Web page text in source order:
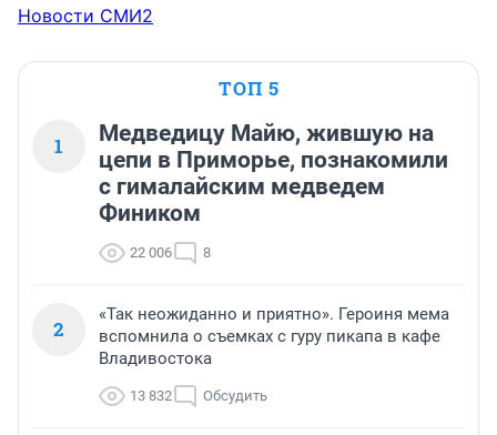
Новости СМИ2
ТОП 5
1
Медведицу Майю, жившую на
цепи в Приморье, познакомили
с гималайским медведем
Фиником
22 006 8
2
«Так неожиданно и приятно». Героиня мема
вспомнила о съемках с гуру пикапа в кафе
Владивостока
13 832 Обсудить